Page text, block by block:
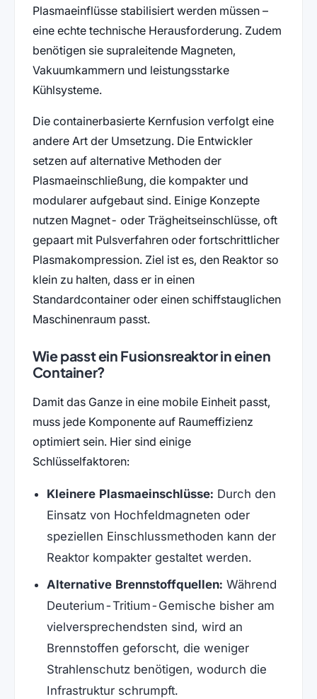
Plasmaeinflüsse stabilisiert werden müssen –
eine echte technische Herausforderung. Zudem
benötigen sie supraleitende Magneten,
Vakuumkammern und leistungsstarke
Kühlsysteme.
Die containerbasierte Kernfusion verfolgt eine
andere Art der Umsetzung. Die Entwickler
setzen auf alternative Methoden der
Plasmaeinschließung, die kompakter und
modularer aufgebaut sind. Einige Konzepte
nutzen Magnet- oder Trägheitseinschlüsse, oft
gepaart mit Pulsverfahren oder fortschrittlicher
Plasmakompression. Ziel ist es, den Reaktor so
klein zu halten, dass er in einen
Standardcontainer oder einen schiffstauglichen
Maschinenraum passt.
Wie passt ein Fusionsreaktor in einen
Container?
Damit das Ganze in eine mobile Einheit passt,
muss jede Komponente auf Raumeffizienz
optimiert sein. Hier sind einige
Schlüsselfaktoren:
Kleinere Plasmaeinschlüsse: Durch den
Einsatz von Hochfeldmagneten oder
speziellen Einschlussmethoden kann der
Reaktor kompakter gestaltet werden.
Alternative Brennstoffquellen: Während
Deuterium-Tritium-Gemische bisher am
vielversprechendsten sind, wird an
Brennstoffen geforscht, die weniger
Strahlenschutz benötigen, wodurch die
Infrastruktur schrumpft.